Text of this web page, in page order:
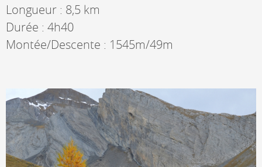
Longueur : 8,5 km
Durée : 4h40
Montée/Descente : 1545m/49m